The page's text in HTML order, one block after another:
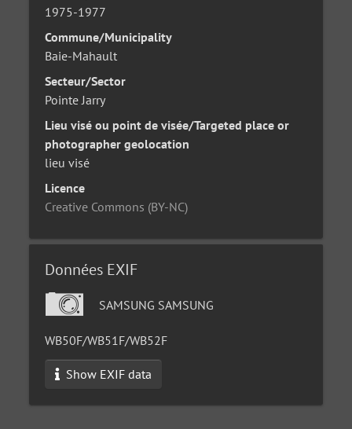
1975-1977
Commune/Municipality
Baie-Mahault
Secteur/Sector
Pointe Jarry
Lieu visé ou point de visée/Targeted place or
photographer geolocation
lieu visé
Licence
Creative Commons (BY-NC)
Données EXIF
SAMSUNG SAMSUNG
WB50F/WB51F/WB52F
Show EXIF data